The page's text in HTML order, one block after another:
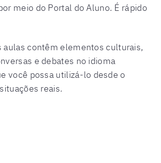
meio do Portal do Aluno. É rápido
aulas contêm elementos culturais,
e debates no idioma
você possa utilizá-lo desde o
reais.